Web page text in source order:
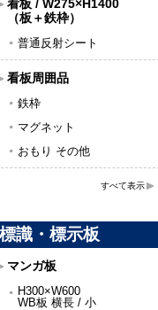
看板 / W275×H1400
（板＋鉄枠）
普通反射シート
看板周囲品
鉄枠
マグネット
おもり その他
すべて表示
標識・標示板
マンガ板
H300×W600
WB板 横長 / 小